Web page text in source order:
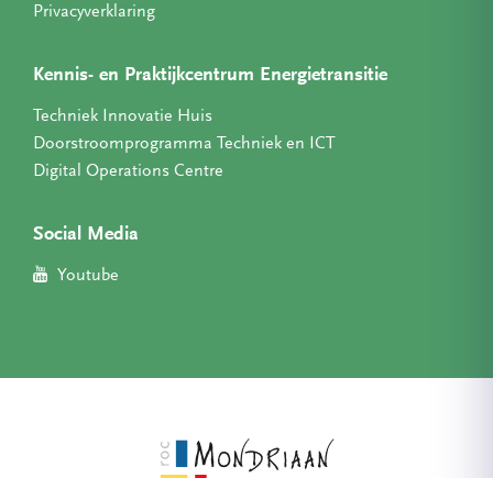
Privacyverklaring
Kennis- en Praktijkcentrum Energietransitie
Techniek Innovatie Huis
Doorstroomprogramma Techniek en ICT
Digital Operations Centre
Social Media
Youtube